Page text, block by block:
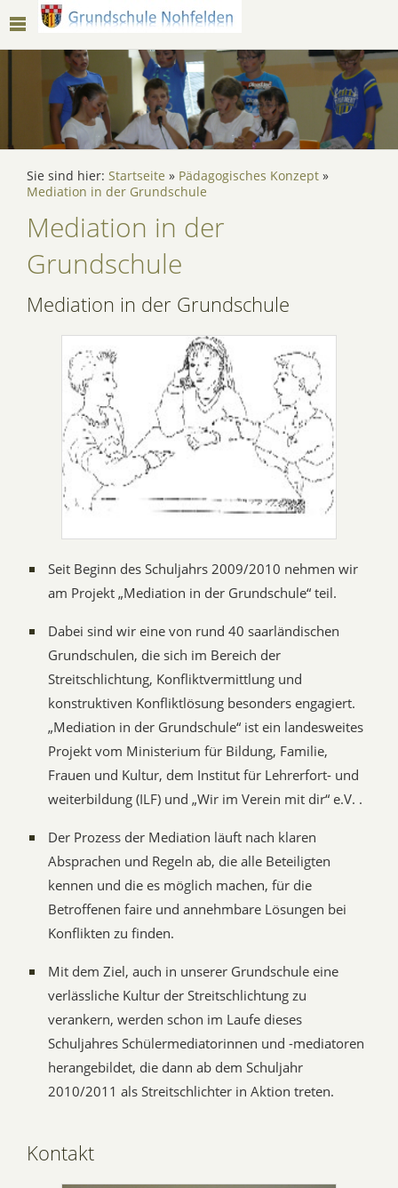
Sie sind hier: Startseite » Pädagogisches Konzept »
Mediation in der Grundschule
Mediation in der
Grundschule
Mediation in der Grundschule
Seit Beginn des Schuljahrs 2009/2010 nehmen wir
am Projekt „Mediation in der Grundschule“ teil.
Dabei sind wir eine von rund 40 saarländischen
Grundschulen, die sich im Bereich der
Streitschlichtung, Konfliktvermittlung und
konstruktiven Konfliktlösung besonders engagiert.
„Mediation in der Grundschule“ ist ein landesweites
Projekt vom Ministerium für Bildung, Familie,
Frauen und Kultur, dem Institut für Lehrerfort- und
weiterbildung (ILF) und „Wir im Verein mit dir“ e.V. .
Der Prozess der Mediation läuft nach klaren
Absprachen und Regeln ab, die alle Beteiligten
kennen und die es möglich machen, für die
Betroffenen faire und annehmbare Lösungen bei
Konflikten zu finden.
Mit dem Ziel, auch in unserer Grundschule eine
verlässliche Kultur der Streitschlichtung zu
verankern, werden schon im Laufe dieses
Schuljahres Schülermediatorinnen und -mediatoren
herangebildet, die dann ab dem Schuljahr
2010/2011 als Streitschlichter in Aktion treten.
Kontakt